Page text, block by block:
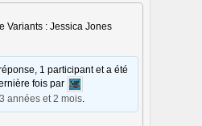
Variants : Jessica Jones
1 participant et a été
fois par
années et 2 mois.